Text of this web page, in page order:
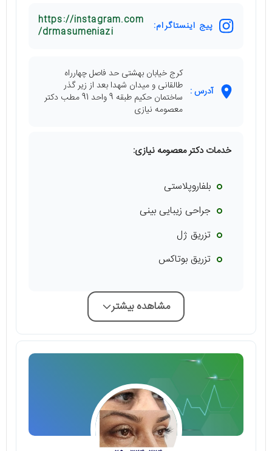
پیج اینستاگرام:
https://instagram.com
/drmasumeniazi
آدرس :
کرج خیابان بهشتی حد فاصل چهارراه
طالقانی و میدان شهدا بعد از زیر گذر
ساختمان حکیم طبقه 9 واحد 91 مطب دکتر
معصومه نیازی
خدمات دکتر معصومه نیازی:
بلفاروپلاستی
جراحی زیبایی بینی
تزریق ژل
تزریق بوتاکس
مشاهده بیشتر